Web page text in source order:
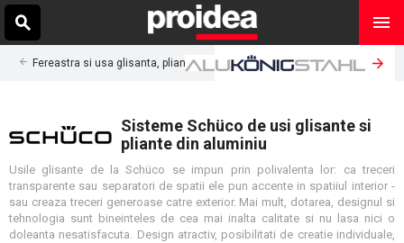
Fereastra si usa glisanta, plianta
Sisteme Schüco de usi glisante si
pliante din aluminiu
Usile glisante de la Schüco se impun prin polivalenta lor: ca treceri
transparente sau separatori de spatii ele pun accente in spatiiul interior -
sau creaza treceri generoase catre exterior. Mai mult, dotarea, designul si
tehnologia sunt bineinteles de cea mai inalta calitate si nu lasa nici o
doleanta nesatisfacuta. Design atractiv, posibilitati de creatie individuale,